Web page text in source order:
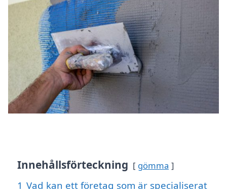
Innehållsförteckning gömma
1 Vad kan ett företag som är specialiserat